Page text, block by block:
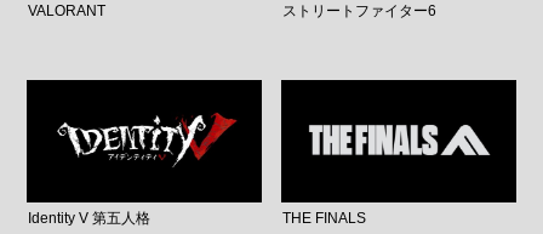
VALORANT ストリートファイター6
Identity V 第五人格 THE FINALS